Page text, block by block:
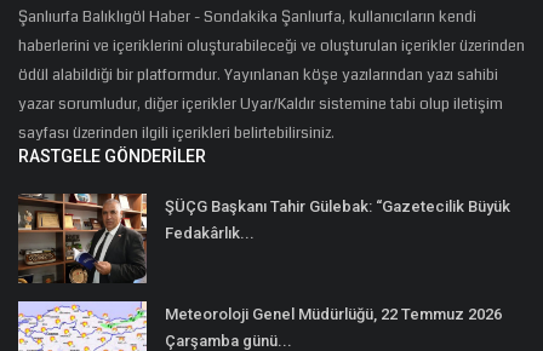
Şanlıurfa Balıklıgöl Haber - Sondakika Şanlıurfa, kullanıcıların kendi
haberlerini ve içeriklerini oluşturabileceği ve oluşturulan içerikler üzerinden
ödül alabildiği bir platformdur. Yayınlanan köşe yazılarından yazı sahibi
yazar sorumludur, diğer içerikler Uyar/Kaldır sistemine tabi olup iletişim
sayfası üzerinden ilgili içerikleri belirtebilirsiniz.
RASTGELE GÖNDERILER
ŞÜÇG Başkanı Tahir Gülebak: “Gazetecilik Büyük
Fedakârlık...
Meteoroloji Genel Müdürlüğü, 22 Temmuz 2026
Çarşamba günü...